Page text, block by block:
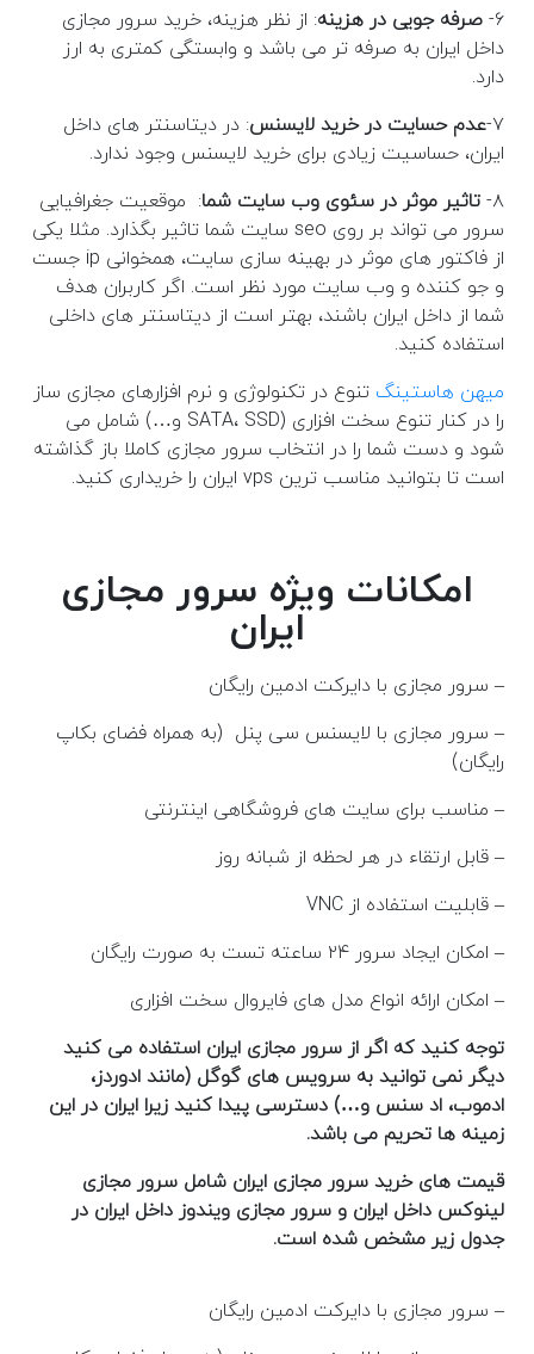
۶- صرفه جویی در هزینه: از نظر هزینه، خرید سرور مجازی
داخل ایران به صرفه تر می باشد و وابستگی کمتری به ارز
دارد.
۷-عدم حسایت در خرید لایسنس: در دیتاسنتر های داخل
ایران، حساسیت زیادی برای خرید لایسنس وجود ندارد.
۸- تاثیر موثر در سئوی وب سایت شما: موقعیت جغرافیایی
سرور می تواند بر روی seo سایت شما تاثیر بگذارد. مثلا یکی
از فاکتور های موثر در بهینه سازی سایت، همخوانی ip جست
و جو کننده و وب سایت مورد نظر است. اگر کاربران هدف
شما از داخل ایران باشند، بهتر است از دیتاسنتر های داخلی
استفاده کنید.
میهن هاستینگ تنوع در تکنولوژی و نرم افزارهای مجازی ساز
را در کنار تنوع سخت افزاری (SATA، SSD و…) شامل می
شود و دست شما را در انتخاب سرور مجازی کاملا باز گذاشته
است تا بتوانید مناسب ترین vps ایران را خریداری کنید.
امکانات ویژه سرور مجازی
ایران
– سرور مجازی با دایرکت ادمین رایگان
– سرور مجازی با لایسنس سی پنل (به همراه فضای بکاپ
رایگان)
– مناسب برای سایت های فروشگاهی اینترنتی
– قابل ارتقاء در هر لحظه از شبانه روز
– قابلیت استفاده از VNC
– امکان ایجاد سرور ۲۴ ساعته تست به صورت رایگان
– امکان ارائه انواع مدل های فایروال سخت افزاری
توجه کنید که اگر از سرور مجازی ایران استفاده می کنید
دیگر نمی توانید به سرویس های گوگل (مانند ادوردز،
ادموب، اد سنس و…) دسترسی پیدا کنید زیرا ایران در این
زمینه ها تحریم می باشد.
قیمت های خرید سرور مجازی ایران شامل سرور مجازی
لینوکس داخل ایران و سرور مجازی ویندوز داخل ایران در
جدول زیر مشخص شده است.
– سرور مجازی با دایرکت ادمین رایگان